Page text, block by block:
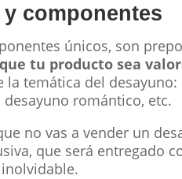
componentes
únicos, son
tu producto sea
la temática del
romántico, etc.
no vas a vender un
que será entregado